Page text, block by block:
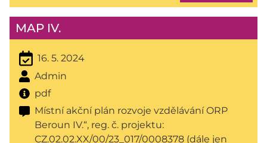
MAP IV.
16. 5. 2024
Admin
pdf
Místní akční plán rozvoje vzdělávání ORP
Beroun IV.“, reg. č. projektu:
CZ.02.02.XX/00/23_017/0008378 (dále jen